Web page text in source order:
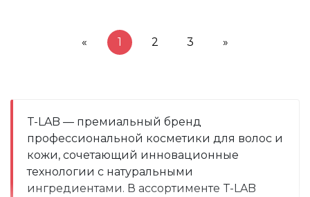
« 1 2 3 »
T-LAB — премиальный бренд
профессиональной косметики для волос и
кожи, сочетающий инновационные
технологии с натуральными
ингредиентами. В ассортименте T-LAB